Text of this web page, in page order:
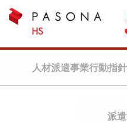
人材派遣事業行動指針
派